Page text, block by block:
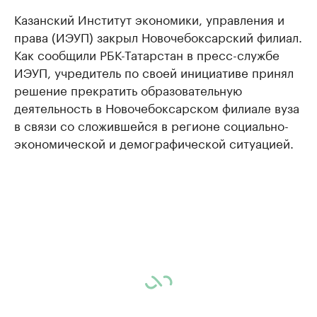
Казанский Институт экономики, управления и
права (ИЭУП) закрыл Новочебоксарский филиал.
Как сообщили РБК-Татарстан в пресс-службе
ИЭУП, учредитель по своей инициативе принял
решение прекратить образовательную
деятельность в Новочебоксарском филиале вуза
в связи со сложившейся в регионе социально-
экономической и демографической ситуацией.